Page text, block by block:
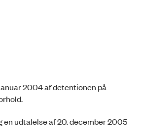
2004 af detentionen på
en udtalelse af 20. december 2005